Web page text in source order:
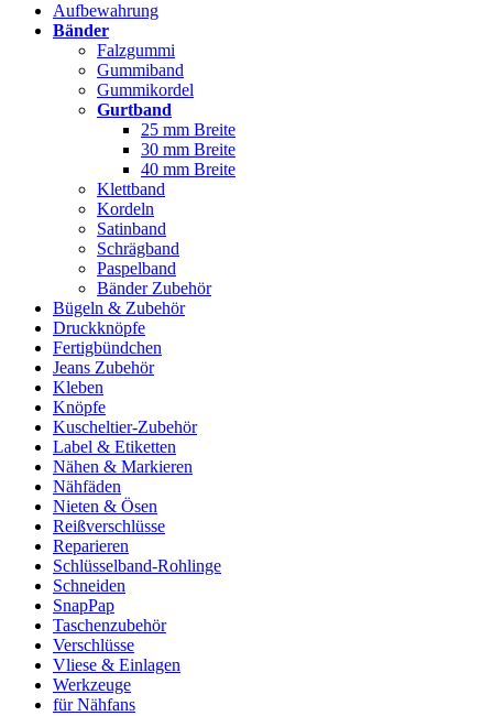
Aufbewahrung
Bänder
Falzgummi
Gummiband
Gummikordel
Gurtband
25 mm Breite
30 mm Breite
40 mm Breite
Klettband
Kordeln
Satinband
Schrägband
Paspelband
Bänder Zubehör
Bügeln & Zubehör
Druckknöpfe
Fertigbündchen
Jeans Zubehör
Kleben
Knöpfe
Kuscheltier-Zubehör
Label & Etiketten
Nähen & Markieren
Nähfäden
Nieten & Ösen
Reißverschlüsse
Reparieren
Schlüsselband-Rohlinge
Schneiden
SnapPap
Taschenzubehör
Verschlüsse
Vliese & Einlagen
Werkzeuge
für Nähfans